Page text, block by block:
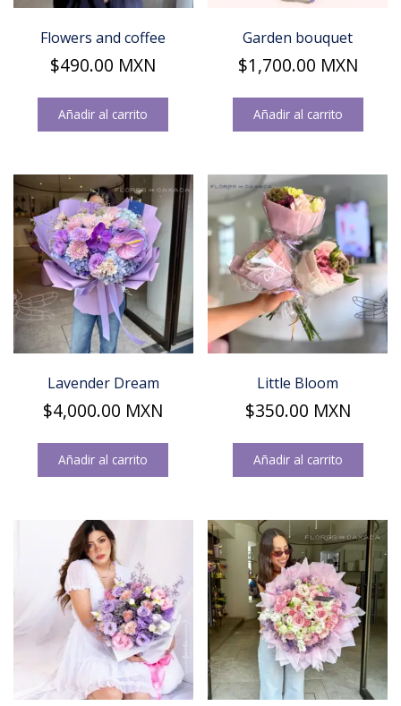
Flowers and coffee
$490.00 MXN
Añadir al carrito
Garden bouquet
$1,700.00 MXN
Añadir al carrito
Lavender Dream
$4,000.00 MXN
Añadir al carrito
Little Bloom
$350.00 MXN
Añadir al carrito